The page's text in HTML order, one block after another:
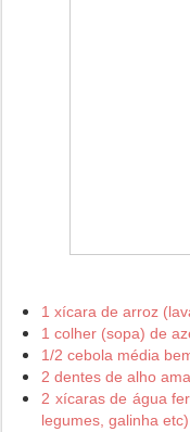
1 xícara de arroz
1 colher (sopa) de
1/2 cebola média
2 dentes de alho
2 xícaras de água
legumes, galinha etc)